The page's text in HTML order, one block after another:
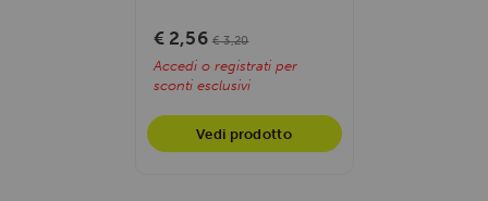
immediata e...
€ 2,56 € 3,20
Accedi o registrati per
sconti esclusivi
Vedi prodotto